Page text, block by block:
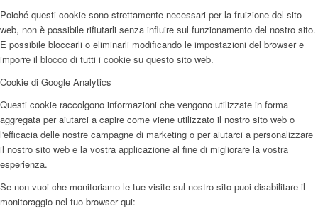
Poiché questi cookie sono strettamente necessari per la fruizione del sito
web, non è possibile rifiutarli senza influire sul funzionamento del nostro sito.
È possibile bloccarli o eliminarli modificando le impostazioni del browser e
imporre il blocco di tutti i cookie su questo sito web.
Cookie di Google Analytics
Questi cookie raccolgono informazioni che vengono utilizzate in forma
aggregata per aiutarci a capire come viene utilizzato il nostro sito web o
l'efficacia delle nostre campagne di marketing o per aiutarci a personalizzare
il nostro sito web e la vostra applicazione al fine di migliorare la vostra
esperienza.
Se non vuoi che monitoriamo le tue visite sul nostro sito puoi disabilitare il
monitoraggio nel tuo browser qui: